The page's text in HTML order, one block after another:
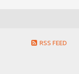
RSS FEED